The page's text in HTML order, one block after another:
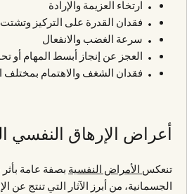
ارتخاء العزيمة والإرادة
فقدان القدرة على التركيز وتشتت
سرعة الغضب والانفعال
العجز عن إنجاز أبسط المهام أو
فقدان الشغف والاهتمام بمختلف
أعراض الإرهاق النفسي
تنعكس الأمراض النفسية بصفة عامة
الجسمانية، من أبرز الآثار التي تنتج عن